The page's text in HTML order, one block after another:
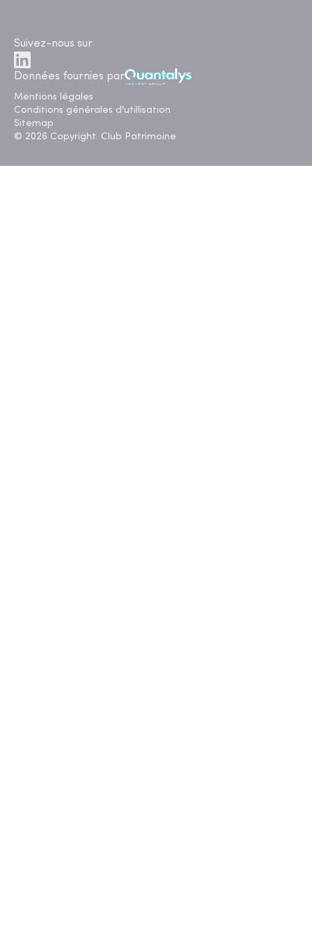
Suivez-nous sur
Données fournies par
Mentions légales
Conditions générales d'utillisation
Sitemap
© 2026 Copyright. Club Patrimoine